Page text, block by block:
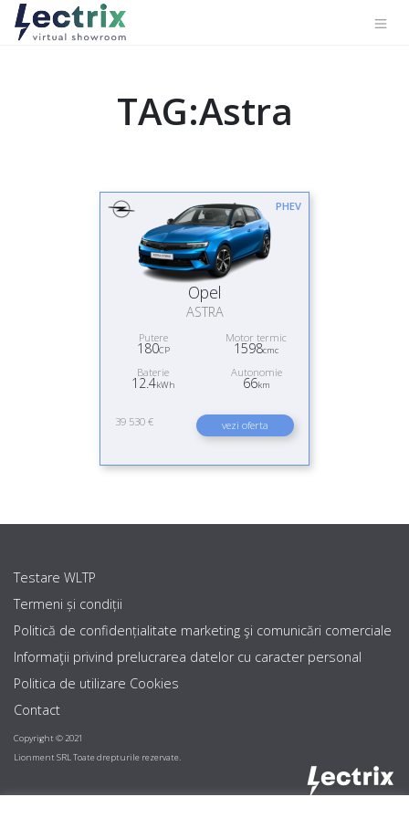
TAG:Astra
PHEV
Opel
ASTRA
Putere
180CP
Motor termic
1598cmc
Baterie
12.4kWh
Autonomie
66km
39 530 € vezi oferta
Testare WLTP
Termeni și condiții
Politică de confidențialitate marketing şi comunicări comerciale
Informaţii privind prelucrarea datelor cu caracter personal
Politica de utilizare Cookies
Contact
Copyright © 2021
Lionment SRL Toate drepturile rezervate.